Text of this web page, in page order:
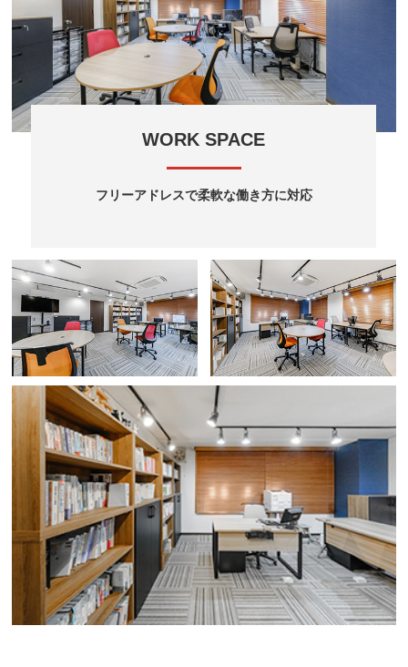
WORK SPACE
フリーアドレスで柔軟な働き方に対応